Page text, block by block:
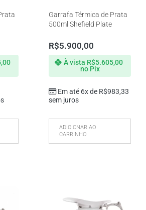
Garrafa Térmica de Prata
500ml Shefield Plate
R$5.900,00
Em até 6x de R$983,33
sem juros
À vista R$5.605,00
no Pix
ADICIONAR AO
CARRINHO